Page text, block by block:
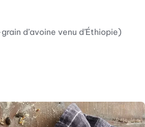
d’avoine venu d’Éthiopie)